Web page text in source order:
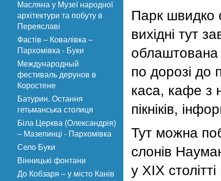
Масляна у Музеї народної
архітектури та побуту в
Переяславі
Фастів – Ковалівка –
Пархомівка - Буки
Международный
фестиваль дерунов в
Коростене
Батурин. Остання
гетьманська столиця
Біла Церква (Олександрія)
– Мазепинці - Пархомівка
Село Буки
Вінницькі фонтани
До Кобзаря – у місто Канів
Парк швидко
вихідні тут
облаштована
по дорозі до
каса, кафе з
пікніків,
Тут можна
слонів
у XIX